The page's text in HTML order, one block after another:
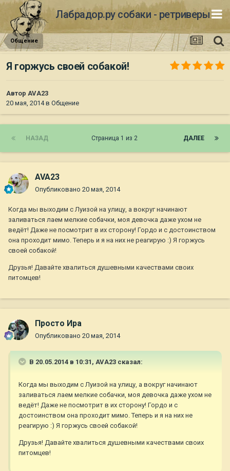
Лабрадор.ру собаки - ретриверы
Общение
Я горжусь своей собакой!
Автор AVA23
20 мая, 2014в Общение
НАЗАД ДАЛЕЕ
Страница 1 из 2
AVA23
Опубликовано 20 мая, 2014
Когда мы выходим с Луизой на улицу, а вокруг начинают
заливаться лаем мелкие собачки, моя девочка даже ухом не
ведёт! Даже не посмотрит в их сторону! Гордо и с достоинством
она проходит мимо. Теперь и я на них не реагирую :) Я горжусь
своей собакой!
Друзья! Давайте хвалиться душевными качествами своих
питомцев!
Просто Ира
Опубликовано 20 мая, 2014
В 20.05.2014 в 10:31, AVA23 сказал:
Когда мы выходим с Луизой на улицу, а вокруг начинают
заливаться лаем мелкие собачки, моя девочка даже ухом не
ведёт! Даже не посмотрит в их сторону! Гордо и с
достоинством она проходит мимо. Теперь и я на них не
реагирую :) Я горжусь своей собакой!
Друзья! Давайте хвалиться душевными качествами своих
питомцев!